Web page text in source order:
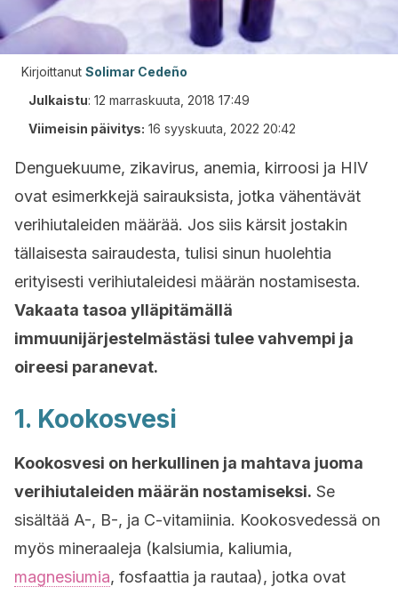
Kirjoittanut Solimar Cedeño
Julkaistu: 12 marraskuuta, 2018 17:49
Viimeisin päivitys: 16 syyskuuta, 2022 20:42
Denguekuume, zikavirus, anemia, kirroosi ja HIV
ovat esimerkkejä sairauksista, jotka vähentävät
verihiutaleiden määrää. Jos siis kärsit jostakin
tällaisesta sairaudesta, tulisi sinun huolehtia
erityisesti verihiutaleidesi määrän nostamisesta.
Vakaata tasoa ylläpitämällä
immuunijärjestelmästäsi tulee vahvempi ja
oireesi paranevat.
1. Kookosvesi
Kookosvesi on herkullinen ja mahtava juoma
verihiutaleiden määrän nostamiseksi. Se
sisältää A-, B-, ja C-vitamiinia. Kookosvedessä on
myös mineraaleja (kalsiumia, kaliumia,
magnesiumia, fosfaattia ja rautaa), jotka ovat